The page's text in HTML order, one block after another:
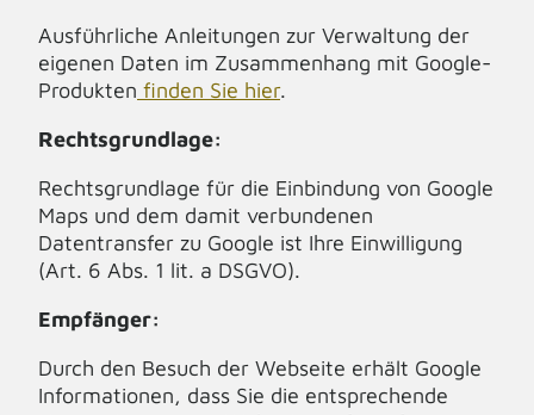
Ausführliche Anleitungen zur Verwaltung der
eigenen Daten im Zusammenhang mit Google-
Produkten finden Sie hier.
Rechtsgrundlage:
Rechtsgrundlage für die Einbindung von Google
Maps und dem damit verbundenen
Datentransfer zu Google ist Ihre Einwilligung
(Art. 6 Abs. 1 lit. a DSGVO).
Empfänger:
Durch den Besuch der Webseite erhält Google
Informationen, dass Sie die entsprechende